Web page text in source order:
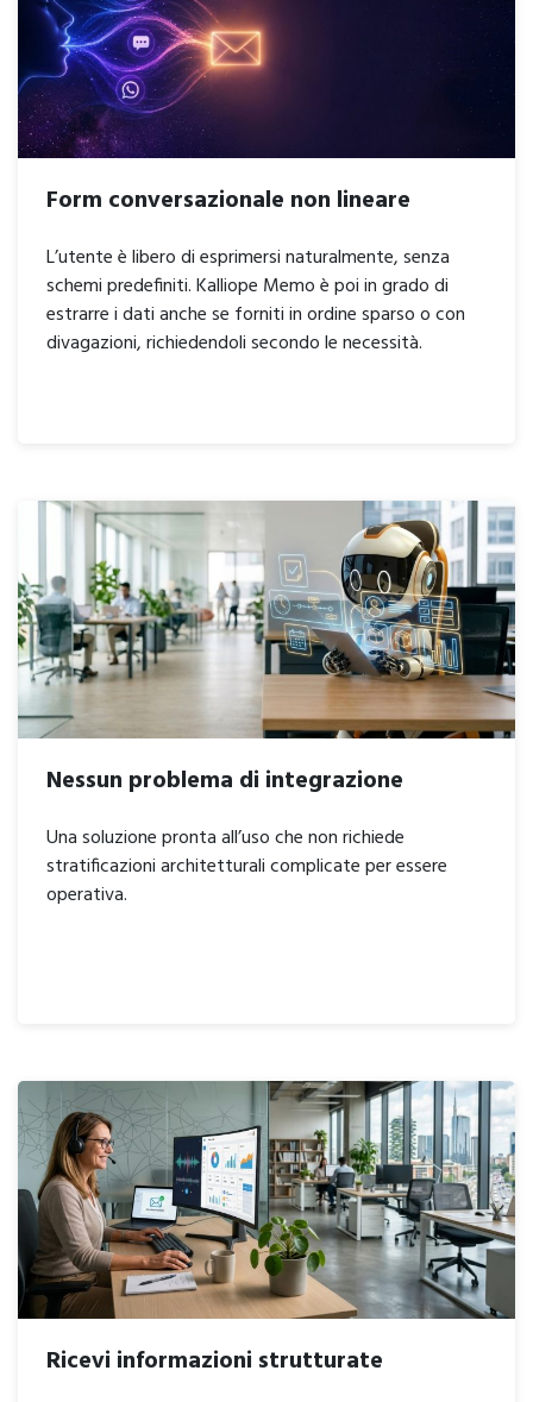
Form conversazionale non lineare
L’utente è libero di esprimersi naturalmente, senza
schemi predefiniti. Kalliope Memo è poi in grado di
estrarre i dati anche se forniti in ordine sparso o con
divagazioni, richiedendoli secondo le necessità.
Nessun problema di integrazione
Una soluzione pronta all’uso che non richiede
stratificazioni architetturali complicate per essere
operativa.
Ricevi informazioni strutturate